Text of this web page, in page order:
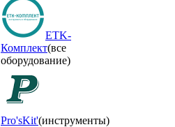
ETK-
Комплект(все
оборудование)
Pro'sKit'(инструменты)